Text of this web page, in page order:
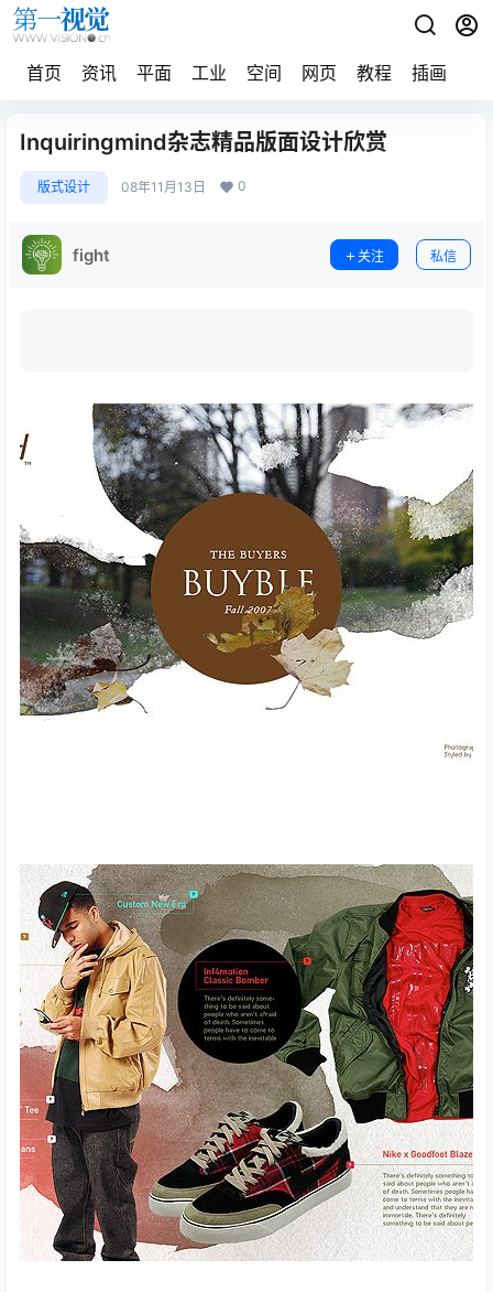
首页 资讯 平面 工业 空间 网页 教程 插画
Inquiringmind杂志精品版面设计欣赏
版式设计 08年11月13日 0
fight 关注 私信